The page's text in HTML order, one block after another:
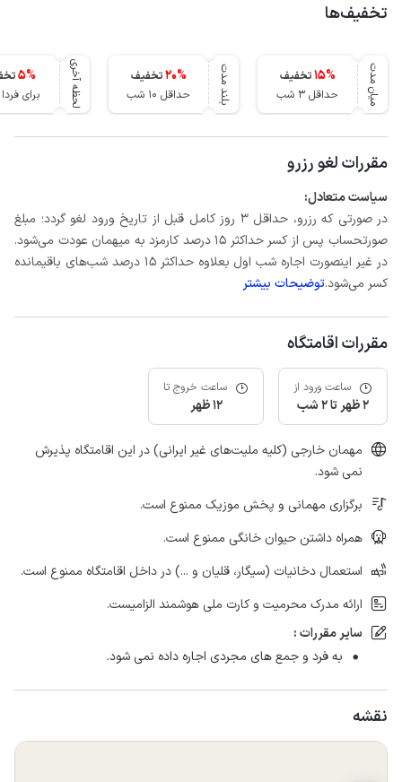
تخفیف‌ها
میان مدت 15%
تخفیف
حداقل 3 شب
بلند مدت 20%
تخفیف
حداقل 10 شب
لحظه آخری 5%
برای
مقررات لغو رزرو
سیاست متعادل:
در صورتی که رزرو، حداقل 3 روز کامل قبل از تاریخ ورود لغو گردد؛ مبلغ
صورتحساب پس از کسر حداکثر 15 درصد کارمزد به میهمان عودت می‌شود.
در غیر اینصورت اجاره شب اول بعلاوه حداکثر 15 درصد شب‌های باقیمانده
کسر می‌شود.توضیحات بیشتر
مقررات اقامتگاه
ساعت ورود از
2 ظهر تا 2 شب
ساعت خروج تا
12 ظهر
مهمان خارجی (کلیه ملیت‌های غیر ایرانی) در این اقامتگاه پذیرش
نمی شود.
برگزاری مهمانی و پخش موزیک ممنوع است.
همراه داشتن حیوان خانگی ممنوع است.
استعمال دخانیات (سیگار، قلیان و ...) در داخل اقامتگاه ممنوع است.
ارائه مدرک محرمیت و کارت ملی هوشمند الزامیست.
سایر مقررات :
به فرد و جمع های مجردی اجاره داده نمی شود.
نقشه